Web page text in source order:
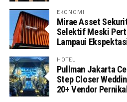
EKONOMI
Mirae Asset
Selektif Meski
Lampaui
HOTEL
Pullman Jakarta
Step Closer
20+ Vendor